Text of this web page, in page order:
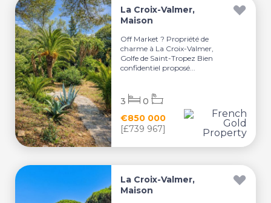
La Croix-Valmer,
Maison
Off Market ? Propriété de
charme à La Croix-Valmer,
Golfe de Saint-Tropez Bien
confidentiel proposé...
€850 000
[£739 967]
3 0
La Croix-Valmer,
Maison